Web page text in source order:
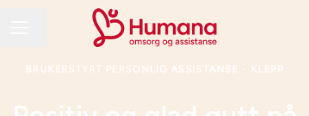
BRUKERSTYRT PERSONLIG ASSISTANSE · KLEPP